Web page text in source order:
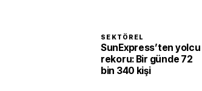
SEKTÖREL
SunExpress’ten yolcu
rekoru: Bir günde 72
bin 340 kişi